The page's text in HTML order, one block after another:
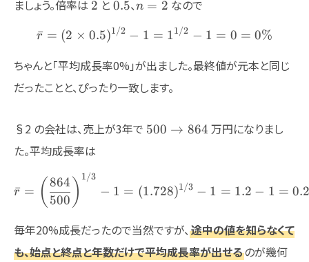
ましょう。倍率は 2 と 0.5、n = 2 なので
\bar{r} = (2 \times
r
ˉ = (2 × 0.5)1/2 − 1 = 11/2 − 1 = 0 = 0%
ちゃんと「平均成長率0%」が出ました。最終値が元本と同じ
だったことと、ぴったり一致します。
§2 の会社は、売上が3年で 500
500 → 864 万円になりまし
た。平均成長率は
\bar{r} =
r
ˉ = ( 500
864 ) 1/3
− 1 = (1.728)1/3 − 1 = 1.2 − 1 =
毎年20%成長だったので当然ですが、途中の値を知らなくて
も、始点と終点と年数だけで平均成長率が出せるのが幾何